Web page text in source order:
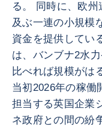
る。 同時に、欧
及ぶ一連の小規模
資金を提供してい
は、バンブナ2水
比べれば規模がは
当初2026年の稼働
担当する英国企業
ネ政府との間の紛